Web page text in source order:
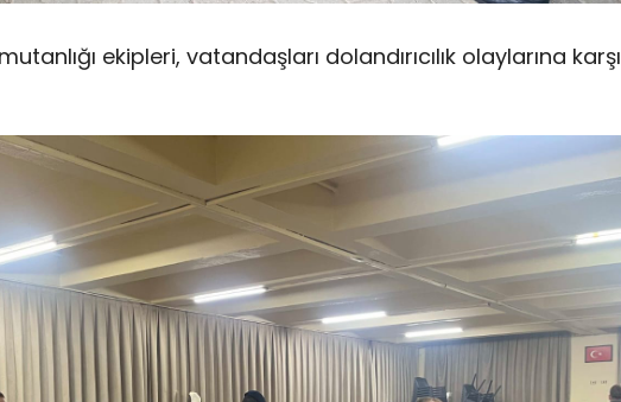
ekipleri, vatandaşları dolandırıcılık olaylarına karşı